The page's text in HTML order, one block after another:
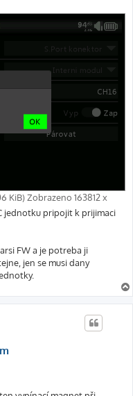
KiB) Zobrazeno 163812 x
jednotku pripojit k prijimaci
FW a je potreba ji
jen se musi dany